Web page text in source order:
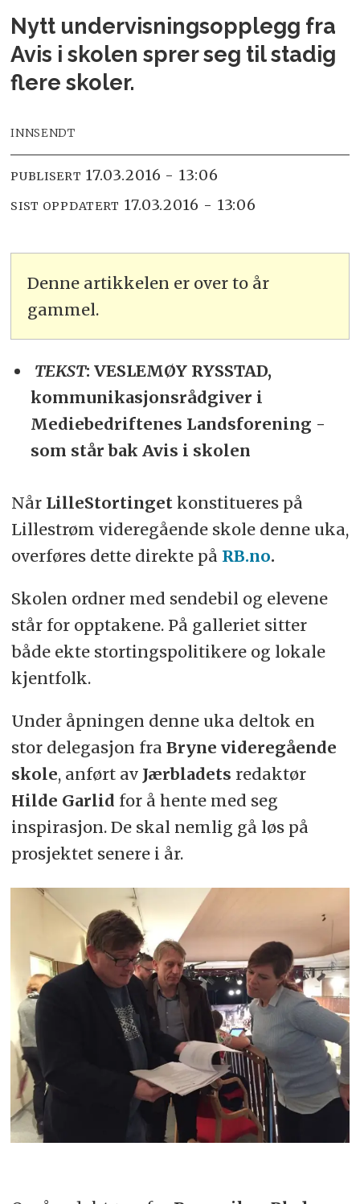
Nytt undervisningsopplegg fra
Avis i skolen sprer seg til stadig
flere skoler.
INNSENDT
PUBLISERT 17.03.2016 - 13:06
SIST OPPDATERT 17.03.2016 - 13:06
Denne artikkelen er over to år
gammel.
TEKST: VESLEMØY RYSSTAD,
kommunikasjonsrådgiver i
Mediebedriftenes Landsforening -
som står bak Avis i skolen
Når LilleStortinget konstitueres på
Lillestrøm videregående skole denne uka,
overføres dette direkte på RB.no.
Skolen ordner med sendebil og elevene
står for opptakene. På galleriet sitter
både ekte stortingspolitikere og lokale
kjentfolk.
Under åpningen denne uka deltok en
stor delegasjon fra Bryne videregående
skole, anført av Jærbladets redaktør
Hilde Garlid for å hente med seg
inspirasjon. De skal nemlig gå løs på
prosjektet senere i år.